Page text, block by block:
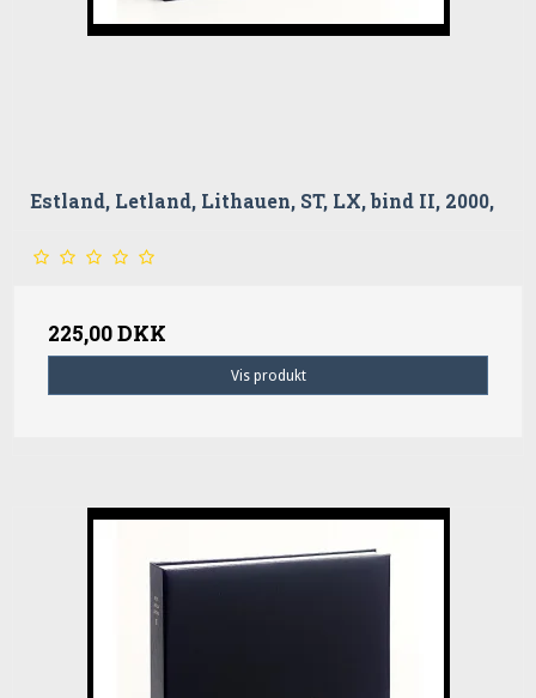
Estland, Letland, Lithauen, ST, LX, bind II, 2000,
225,00 DKK
Vis produkt